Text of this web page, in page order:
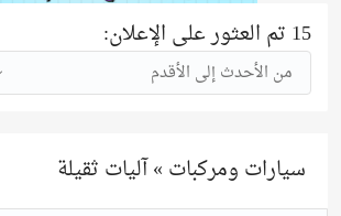
15 تم العثور على الإعلان:
من الأحدث إلى الأقدم
سيارات ومركبات » آليات ثقيلة